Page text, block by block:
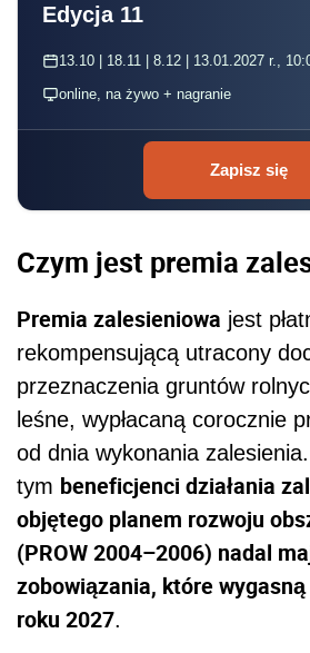
Edycja 11
13.10 | 18.11 | 8.12 | 13.01.2027 r.,
online, na żywo + nagranie
Zapisz się
Czym jest premia
Premia zalesieniowa jest
rekompensującą utracony
przeznaczenia gruntów
leśne, wypłacaną corocznie
od dnia wykonania
tym beneficjenci działania
objętego planem rozwoju
(PROW 2004–2006) nadal
zobowiązania, które
roku 2027.